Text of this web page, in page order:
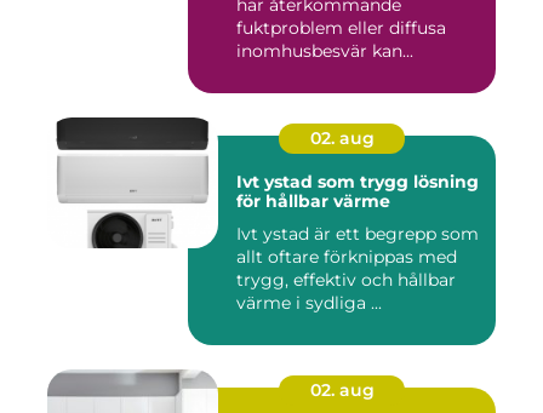
fuktproblem eller diffusa
inomhusbesvär kan...
02. aug
Ivt ystad som trygg lösning
för hållbar värme
Ivt ystad är ett begrepp som
allt oftare förknippas med
trygg, effektiv och hållbar
värme i sydliga ...
02. aug